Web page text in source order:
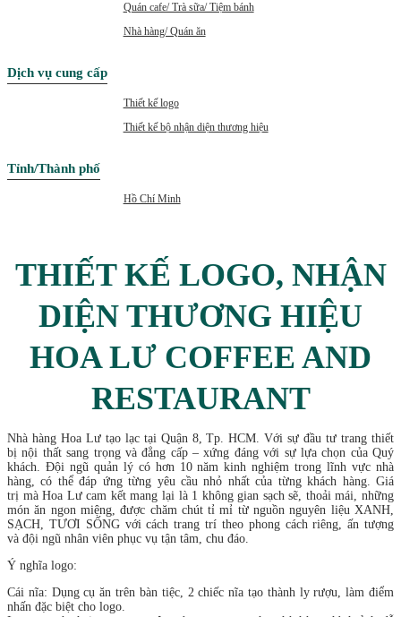
Quán cafe/ Trà sữa/ Tiệm bánh
Nhà hàng/ Quán ăn
Dịch vụ cung cấp
Thiết kế logo
Thiết kế bộ nhận diện thương hiệu
Tỉnh/Thành phố
Hồ Chí Minh
THIẾT KẾ LOGO, NHẬN
DIỆN THƯƠNG HIỆU
HOA LƯ COFFEE AND
RESTAURANT
Nhà hàng Hoa Lư tạo lạc tại Quận 8, Tp. HCM. Với sự đầu tư trang thiết
bị nội thất sang trọng và đẳng cấp – xứng đáng với sự lựa chọn của Quý
khách. Đội ngũ quản lý có hơn 10 năm kinh nghiệm trong lĩnh vực nhà
hàng, có thể đáp ứng từng yêu cầu nhỏ nhất của từng khách hàng. Giá
trị mà Hoa Lư cam kết mang lại là 1 không gian sạch sẽ, thoải mái, những
món ăn ngon miệng, được chăm chút tỉ mỉ từ nguồn nguyên liệu XANH,
SẠCH, TƯƠI SỐNG với cách trang trí theo phong cách riêng, ấn tượng
và đội ngũ nhân viên phục vụ tận tâm, chu đáo.
Ý nghĩa logo:
Cái nĩa: Dụng cụ ăn trên bàn tiệc, 2 chiếc nĩa tạo thành ly rượu, làm điểm
nhấn đặc biệt cho logo.